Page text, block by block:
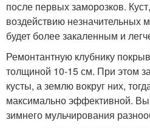
после первых заморозков.
воздействию незначительных
будет более закаленным и
Ремонтантную клубнику
толщиной 10-15 см. При этом
кусты, а землю вокруг них,
максимально эффективной.
зимнего мульчирования